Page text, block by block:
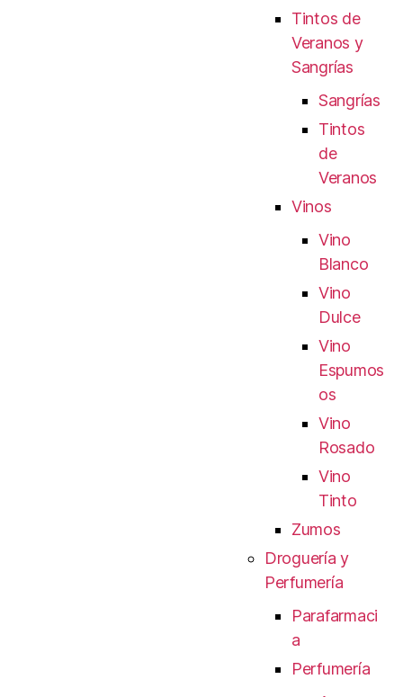
Tintos de
Veranos y
Sangrías
Sangrías
Tintos
de
Veranos
Vinos
Vino
Blanco
Vino
Dulce
Vino
Espumos
os
Vino
Rosado
Vino
Tinto
Zumos
Droguería y
Perfumería
Parafarmaci
a
Perfumería